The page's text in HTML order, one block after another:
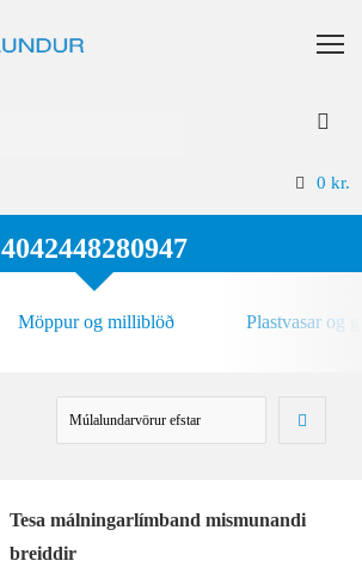
0 kr.
4042448280947
Möppur og milliblöð Plastvasar og
Tesa málningarlímband mismunandi
breiddir